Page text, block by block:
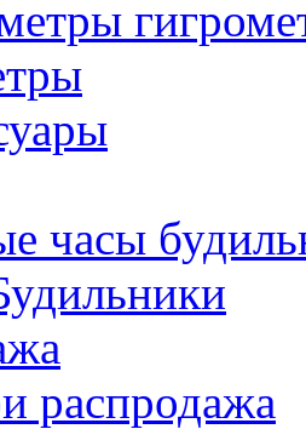
часы
распродажа